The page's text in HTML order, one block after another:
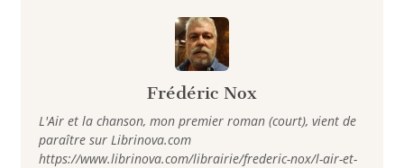
Frédéric Nox
L'Air et la chanson, mon premier roman (court), vient de
paraître sur Librinova.com
https://www.librinova.com/librairie/frederic-nox/l-air-et-